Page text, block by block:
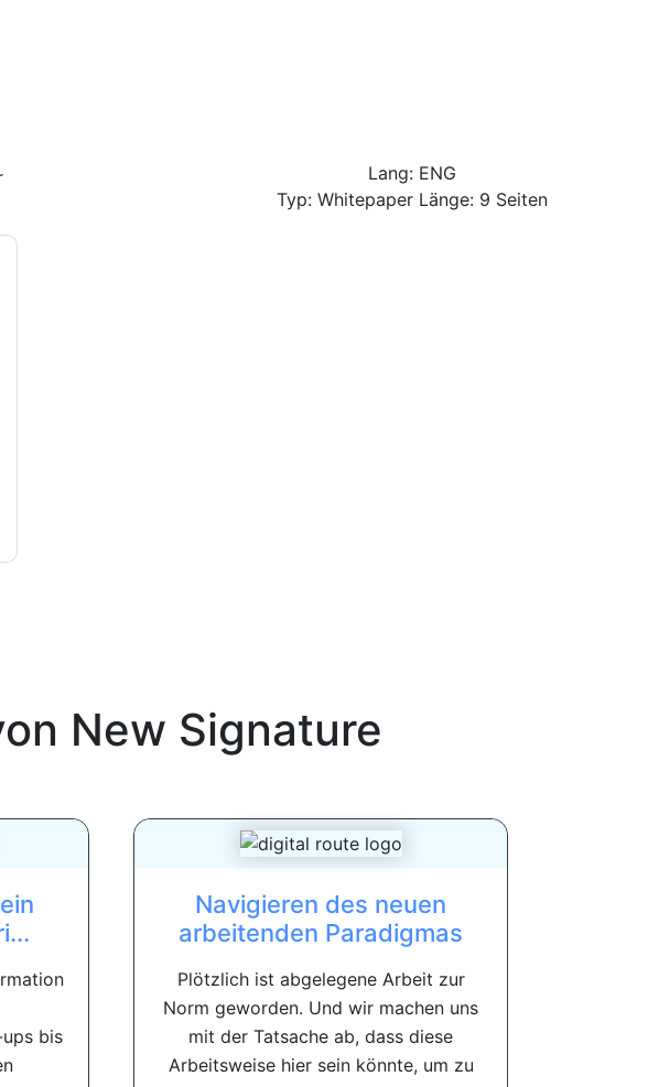
Lang: ENG
Typ: Whitepaper Länge: 9 Seiten
New Signature
bis
Navigieren des neuen
arbeitenden Paradigmas
Plötzlich ist abgelegene Arbeit zur
Norm geworden. Und wir machen uns
mit der Tatsache ab, dass diese
Arbeitsweise hier sein könnte, um zu